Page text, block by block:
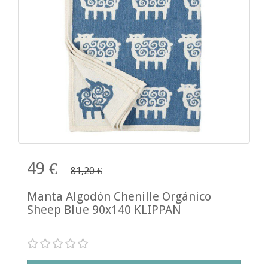
49 € 81,20 €
Manta Algodón Chenille Orgánico
Sheep Blue 90x140 KLIPPAN